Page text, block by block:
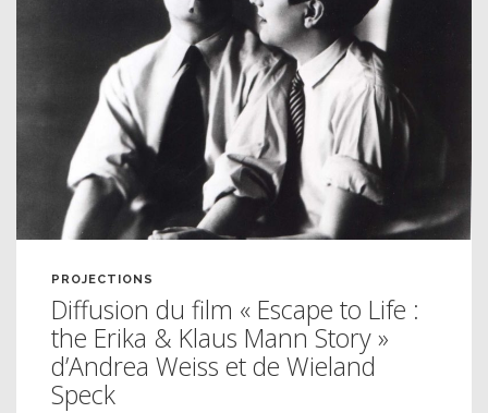
PROJECTIONS
Diffusion du film « Escape to Life :
the Erika & Klaus Mann Story »
d’Andrea Weiss et de Wieland
Speck